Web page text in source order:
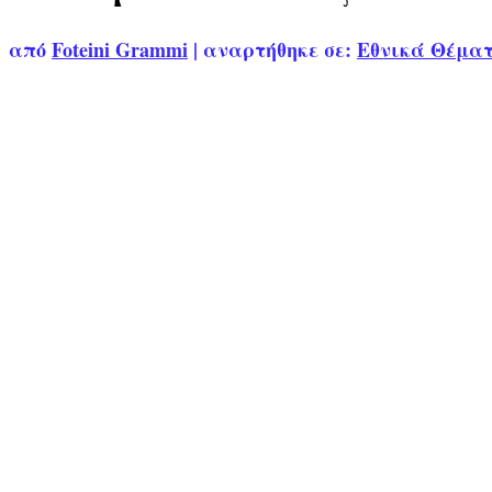
απόFoteini Grammi | αναρτήθηκε σε: Εθνικά